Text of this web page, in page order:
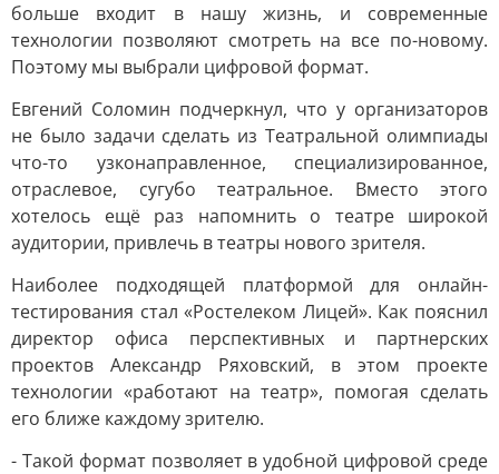
больше входит в нашу жизнь, и современные
технологии позволяют смотреть на все по-новому.
Поэтому мы выбрали цифровой формат.
Евгений Соломин подчеркнул, что у организаторов
не было задачи сделать из Театральной олимпиады
что-то узконаправленное, специализированное,
отраслевое, сугубо театральное. Вместо этого
хотелось ещё раз напомнить о театре широкой
аудитории, привлечь в театры нового зрителя.
Наиболее подходящей платформой для онлайн-
тестирования стал «Ростелеком Лицей». Как пояснил
директор офиса перспективных и партнерских
проектов Александр Ряховский, в этом проекте
технологии «работают на театр», помогая сделать
его ближе каждому зрителю.
- Такой формат позволяет в удобной цифровой среде